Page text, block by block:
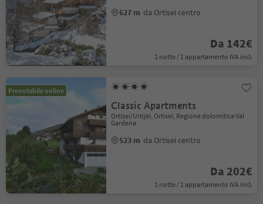
627 m da Ortisei centro
Da 142€
1 notte / 1 appartamento IVA incl.
Prenotabile online
Classic Apartments
Ortisei/Urtijëi, Ortisei, Regione dolomitica Val
Gardena
523 m da Ortisei centro
Da 202€
1 notte / 1 appartamento IVA incl.